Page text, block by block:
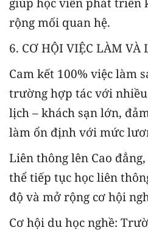
rộng mối quan hệ.
6. CƠ HỘI VIỆC LÀM VÀ
Cam kết 100% việc làm
trường hợp tác với
lịch – khách sạn lớn,
làm ổn định với mức
Liên thông lên Cao
thể tiếp tục học liên
độ và mở rộng cơ hội
Cơ hội du học nghề: